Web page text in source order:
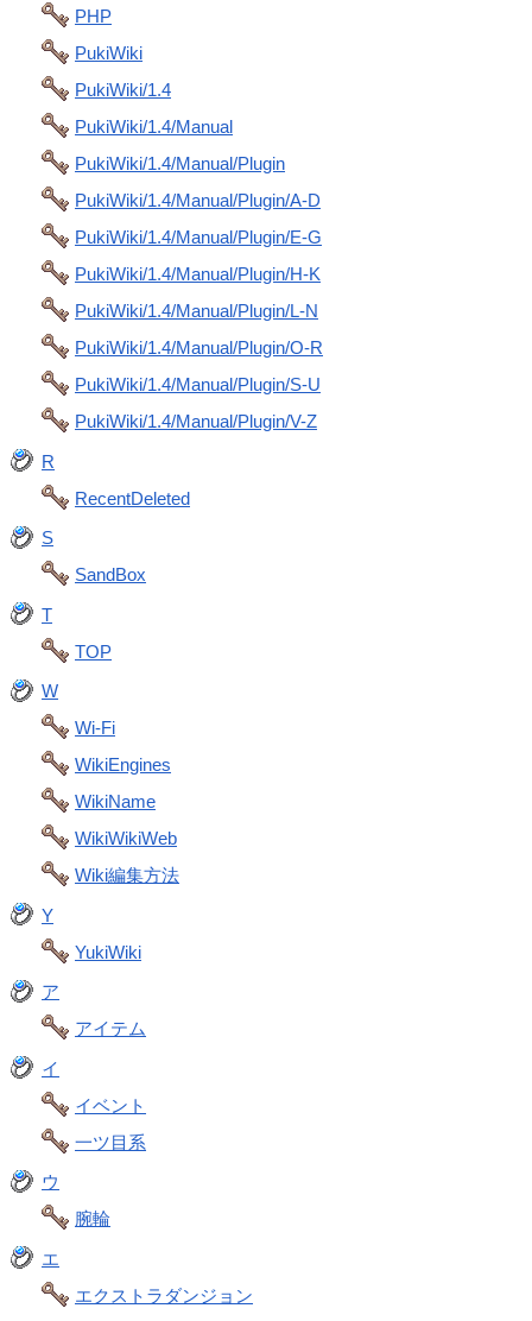
PHP
PukiWiki
PukiWiki/1.4
PukiWiki/1.4/Manual
PukiWiki/1.4/Manual/Plugin
PukiWiki/1.4/Manual/Plugin/A-D
PukiWiki/1.4/Manual/Plugin/E-G
PukiWiki/1.4/Manual/Plugin/H-K
PukiWiki/1.4/Manual/Plugin/L-N
PukiWiki/1.4/Manual/Plugin/O-R
PukiWiki/1.4/Manual/Plugin/S-U
PukiWiki/1.4/Manual/Plugin/V-Z
R
RecentDeleted
S
SandBox
T
TOP
W
Wi-Fi
WikiEngines
WikiName
WikiWikiWeb
Wiki編集方法
Y
YukiWiki
ア
アイテム
イ
イベント
一ツ目系
ウ
腕輪
エ
エクストラダンジョン